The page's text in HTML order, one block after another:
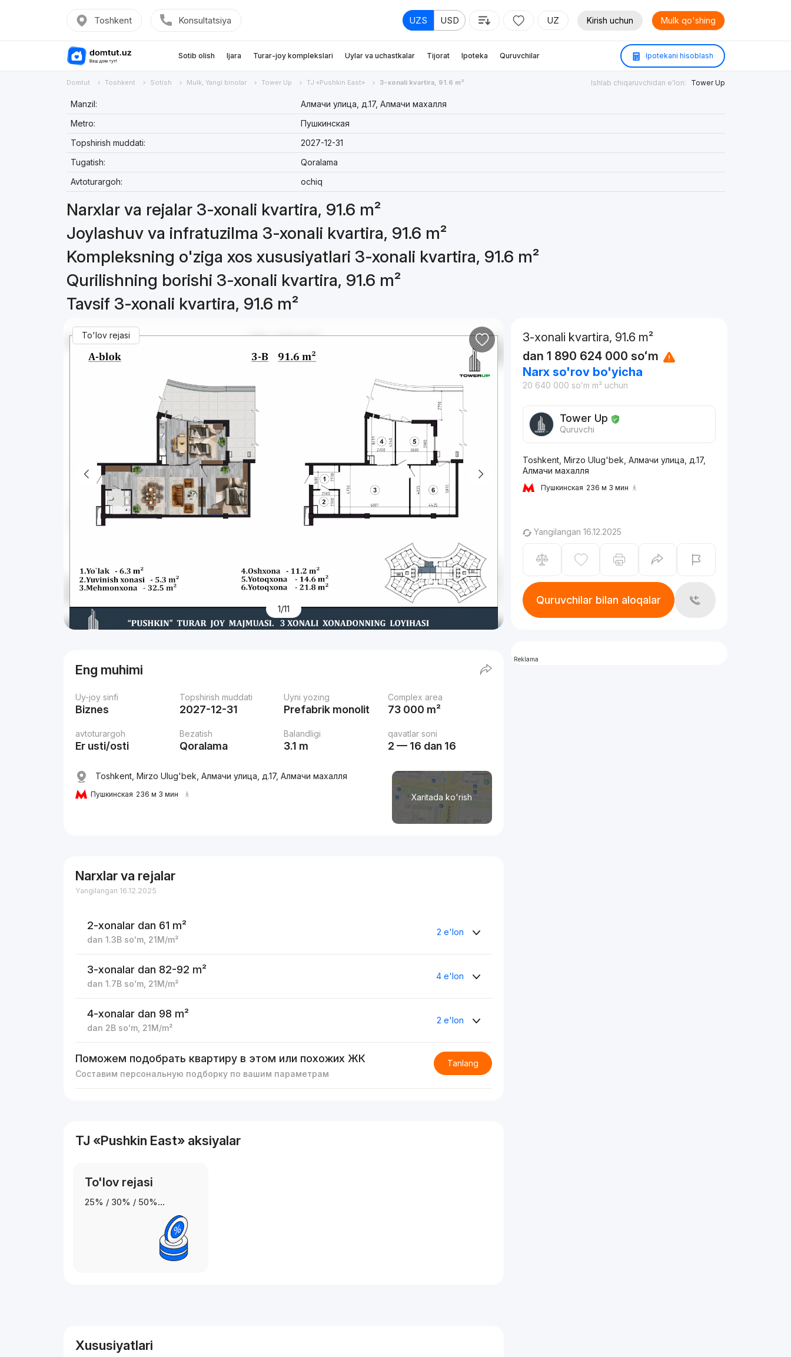
Toshkent Konsultatsiya UZS USD UZ Kirish uchun Mulk qo'shing
Sotib olish Ijara Turar-joy komplekslari Uylar va uchastkalar Tijorat Ipoteka Quruvchilar Ipotekani hisoblash
Domtut Toshkent Sotish Mulk, Yangi binolar Tower Up TJ «Pushkin East» 3-xonali kvartira, 91.6 m² Ishlab chiqaruvchidan e'lon: Tower Up
Manzil:
Алмачи улица, д.17, Алмачи махалля
Metro:
Пушкинская
Topshirish muddati:
2027-12-31
Tugatish:
Qoralama
Avtoturargoh:
ochiq
Narxlar va rejalar 3-xonali kvartira, 91.6 m²
Joylashuv va infratuzilma 3-xonali kvartira, 91.6 m²
Kompleksning o'ziga xos xususiyatlari 3-xonali kvartira, 91.6 m²
Qurilishning borishi 3-xonali kvartira, 91.6 m²
Tavsif 3-xonali kvartira, 91.6 m²
To'lov rejasi
1/11
Eng muhimi
Uy-joy sinfi
Biznes
Topshirish muddati
2027-12-31
Uyni yozing
Prefabrik monolit
Complex area
73 000 m²
avtoturargoh
Er usti/osti
Bezatish
Qoralama
Balandligi
3.1 m
qavatlar soni
2 — 16 dan 16
Xaritada ko'rish
Toshkent, Mirzo Ulug'bek, Алмачи улица, д.17, Алмачи махалля
Пушкинская 236 м 3 мин
Narxlar va rejalar
Yangilangan 16.12.2025
2-xonalar dan 61 m²
dan1.3B soʻm 21M/m²
2 e'lon
3-xonalar dan 82-92 m²
dan1.7B soʻm 21M/m²
4 e'lon
4-xonalar dan 98 m²
dan 2B soʻm 21M/m²
2 e'lon
Поможем подобрать квартиру в этом или похожих ЖК
Составим персональную подборку по вашим параметрам
Tanlang
TJ «Pushkin East» aksiyalar
To'lov rejasi
25% / 30% / 50%…
Xususiyatlari
3-xonali kvartira, 91.6 m²
dan 1 890 624 000 soʻm
Narx so'rov bo'yicha
20 640 000 soʻm m² uchun
Tower Up
Quruvchi
Toshkent, Mirzo Ulug'bek, Алмачи улица, д.17,
Алмачи махалля
Пушкинская 236 м 3 мин
Yangilangan 16.12.2025
Quruvchilar bilan aloqalar
Reklama